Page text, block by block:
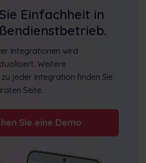
Einfachheit in
Integrationen wird
Weitere
jeder Integration finden Sie
Seite.
Sie eine Demo